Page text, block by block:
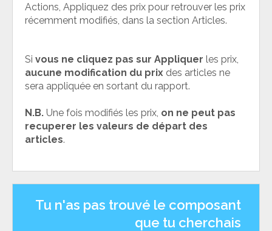
Actions, Appliquez des prix pour retrouver les prix
récemment modifiés, dans la section Articles.
Si vous ne cliquez pas sur Appliquer les prix,
aucune modification du prix des articles ne
sera appliquée en sortant du rapport.
N.B. Une fois modifiés les prix, on ne peut pas
recuperer les valeurs de départ des
articles.
Tu n'as pas trouvé le composant
que tu cherchais